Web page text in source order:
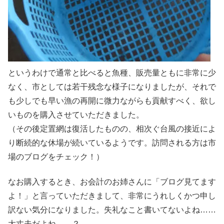
というわけで通常と比べると魚種、販売量ともに非常に少
なく、市としては若干残念な様子になりましたが、それで
も少しでも早い漁の再開に微力ながらも貢献すべく、欲し
いものを購入させていただきました。
（その後定置網は復活したものの、相次ぐ台風の接近によ
り断続的な休場が続いているようです。訪問される方は市
場のブログをチェック！）
なお購入するとき、お会計のお姉さんに「ブログ見てます
よ！」と言っていただきまして、非常にうれしくかつ申し
訳ない気分になりました。失礼なこと書いてないよね……